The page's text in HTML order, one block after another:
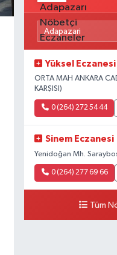
Yüksel Eczanesi
ORTA MAH ANKARA
KARŞISI)
0 (264) 272 54 44
Sinem Eczanesi
Yenidoğan Mh.
0 (264) 277 69 66
Tüm